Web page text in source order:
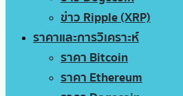
ข่าว Ripple (XRP)
ราคาและการวิเคราะห์
ราคา Bitcoin
ราคา Ethereum